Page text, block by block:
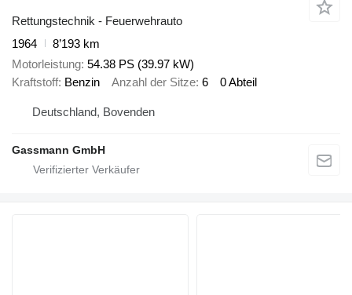
Rettungstechnik - Feuerwehrauto
1964
8’193 km
Motorleistung 54.38 PS (39.97 kW)
Kraftstoff Benzin Anzahl der Sitze 6 0 Abteil
Deutschland, Bovenden
Gassmann GmbH